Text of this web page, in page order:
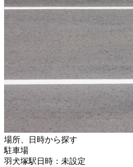
場所、日時から探す
駐車場
羽犬塚駅日時：未設定